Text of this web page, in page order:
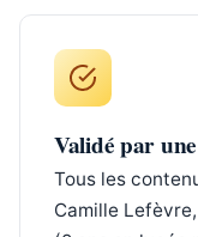
Validé par
Tous les
Camille